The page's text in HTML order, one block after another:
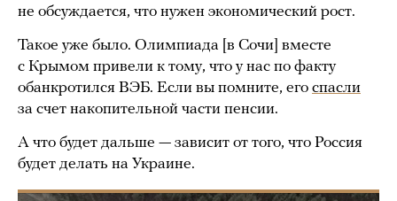
не обсуждается, что нужен экономический рост.
Такое уже было. Олимпиада [в Сочи] вместе
с Крымом привели к тому, что у нас по факту
обанкротился ВЭБ. Если вы помните, его спасли
за счет накопительной части пенсии.
А что будет дальше — зависит от того, что Россия
будет делать на Украине.